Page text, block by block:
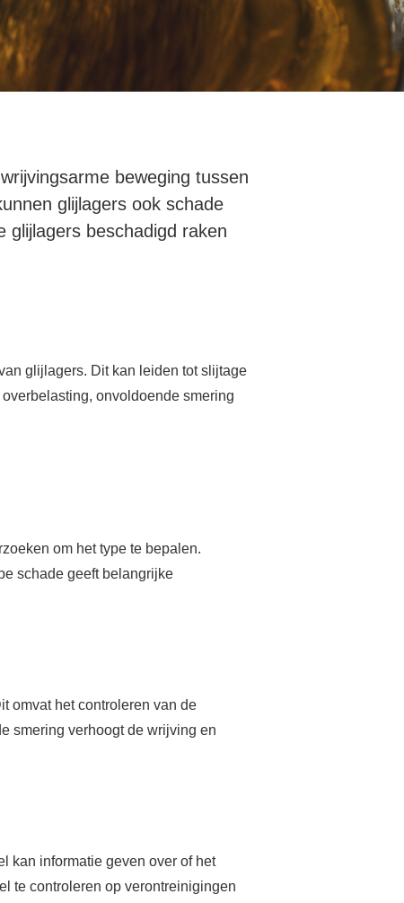
beweging tussen
glijlagers ook schade
glijlagers beschadigd raken
glijlagers. Dit kan leiden tot slijtage
onvoldoende smering
om het type te bepalen.
schade geeft belangrijke
omvat het controleren van de
smering verhoogt de wrijving en
kan informatie geven over of het
te controleren op verontreinigingen